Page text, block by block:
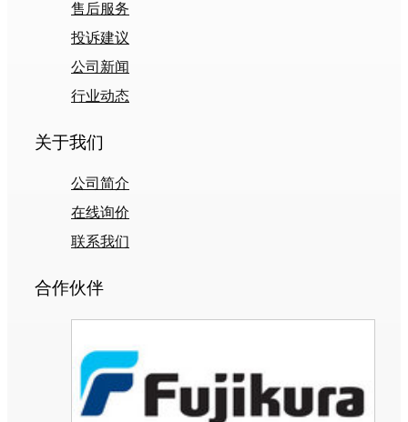
售后服务
投诉建议
公司新闻
行业动态
关于我们
公司简介
在线询价
联系我们
合作伙伴